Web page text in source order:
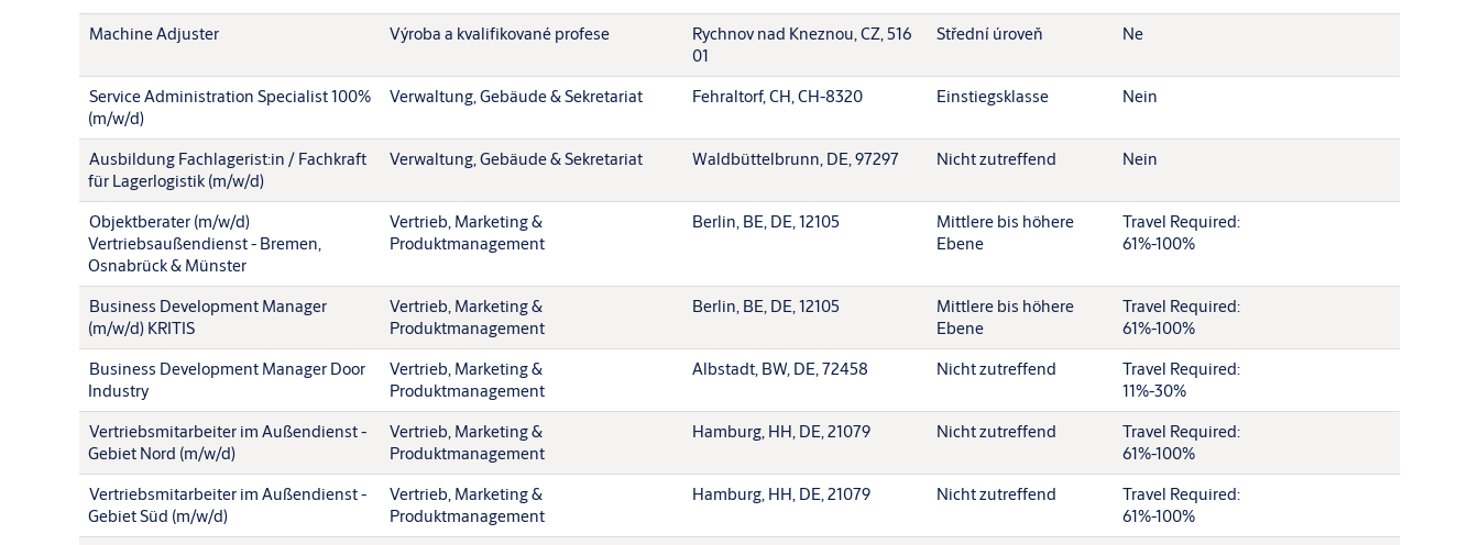
Machine Adjuster Výroba a kvalifikované profese
Rychnov nad Kneznou, CZ, 516
01
Střední úroveň Ne
Service Administration Specialist 100%
(m/w/d)
Verwaltung, Gebäude & Sekretariat Fehraltorf, CH, CH-8320 Einstiegsklasse Nein
Ausbildung Fachlagerist:in / Fachkraft
für Lagerlogistik (m/w/d)
Verwaltung, Gebäude & Sekretariat Waldbüttelbrunn, DE, 97297 Nicht zutreffend Nein
Objektberater (m/w/d)
Vertriebsaußendienst - Bremen,
Osnabrück & Münster
Vertrieb, Marketing &
Produktmanagement
Berlin, BE, DE, 12105
Mittlere bis höhere
Ebene
Travel Required:
61%-100%
Business Development Manager
(m/w/d) KRITIS
Vertrieb, Marketing &
Produktmanagement
Berlin, BE, DE, 12105
Mittlere bis höhere
Ebene
Travel Required:
61%-100%
Business Development Manager Door
Industry
Vertrieb, Marketing &
Produktmanagement
Albstadt, BW, DE, 72458 Nicht zutreffend
Travel Required:
11%-30%
Vertriebsmitarbeiter im Außendienst -
Gebiet Nord (m/w/d)
Vertrieb, Marketing &
Produktmanagement
Hamburg, HH, DE, 21079 Nicht zutreffend
Travel Required:
61%-100%
Vertriebsmitarbeiter im Außendienst -
Gebiet Süd (m/w/d)
Vertrieb, Marketing &
Produktmanagement
Hamburg, HH, DE, 21079 Nicht zutreffend
Travel Required:
61%-100%